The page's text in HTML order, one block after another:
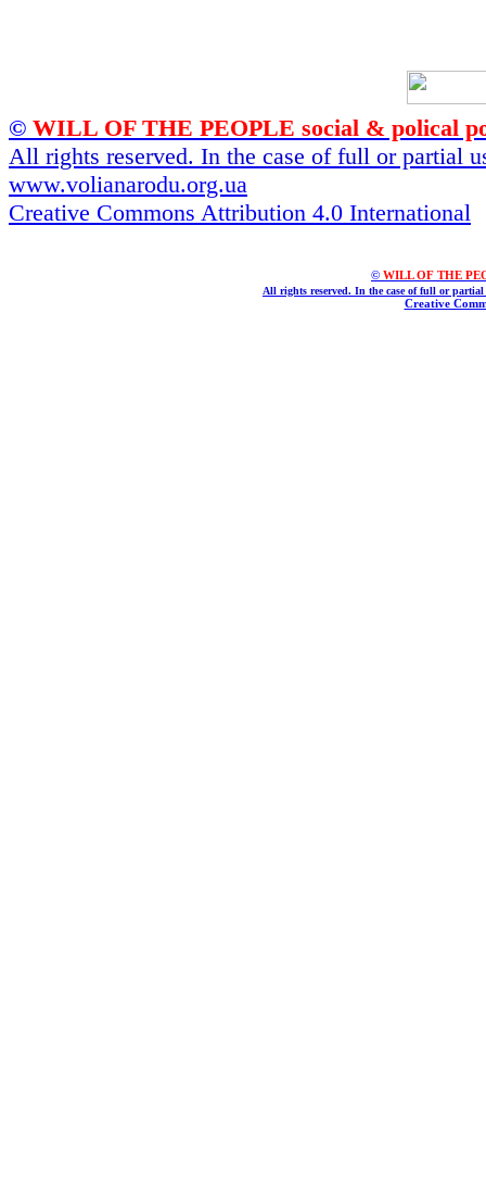
© WILL OF THE PEOPLE social & polical
All rights reserved. In the case of full or partial
www.volianarodu.org.ua
Creative Commons Attribution 4.0 International
© WILL OF THE
All rights reserved. In the case of full or
Creative